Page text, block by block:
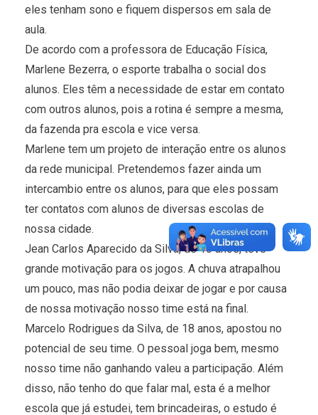
eles tenham sono e fiquem dispersos em sala de
aula.
De acordo com a professora de Educação Física,
Marlene Bezerra, o esporte trabalha o social dos
alunos. Eles têm a necessidade de estar em contato
com outros alunos, pois a rotina é sempre a mesma,
da fazenda pra escola e vice versa.
Marlene tem um projeto de interação entre os alunos
da rede municipal. Pretendemos fazer ainda um
intercambio entre os alunos, para que eles possam
ter contatos com alunos de diversas escolas de
nossa cidade.
Jean Carlos Aparecido da Silva, de 16 anos, teve
grande motivação para os jogos. A chuva atrapalhou
um pouco, mas não podia deixar de jogar e por causa
de nossa motivação nosso time está na final.
Marcelo Rodrigues da Silva, de 18 anos, apostou no
potencial de seu time. O pessoal joga bem, mesmo
nosso time não ganhando valeu a participação. Além
disso, não tenho do que falar mal, esta é a melhor
escola que já estudei, tem brincadeiras, o estudo é